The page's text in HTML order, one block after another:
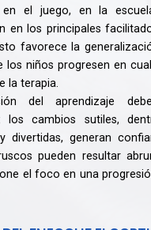
el juego, en la
en los principales
favorece la
los niños progresen en
la terapia.
del aprendizaje
los cambios sutiles,
divertidas, generan
pueden resultar
el foco en una